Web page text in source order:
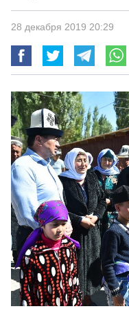
28 декабря 2019 20:29